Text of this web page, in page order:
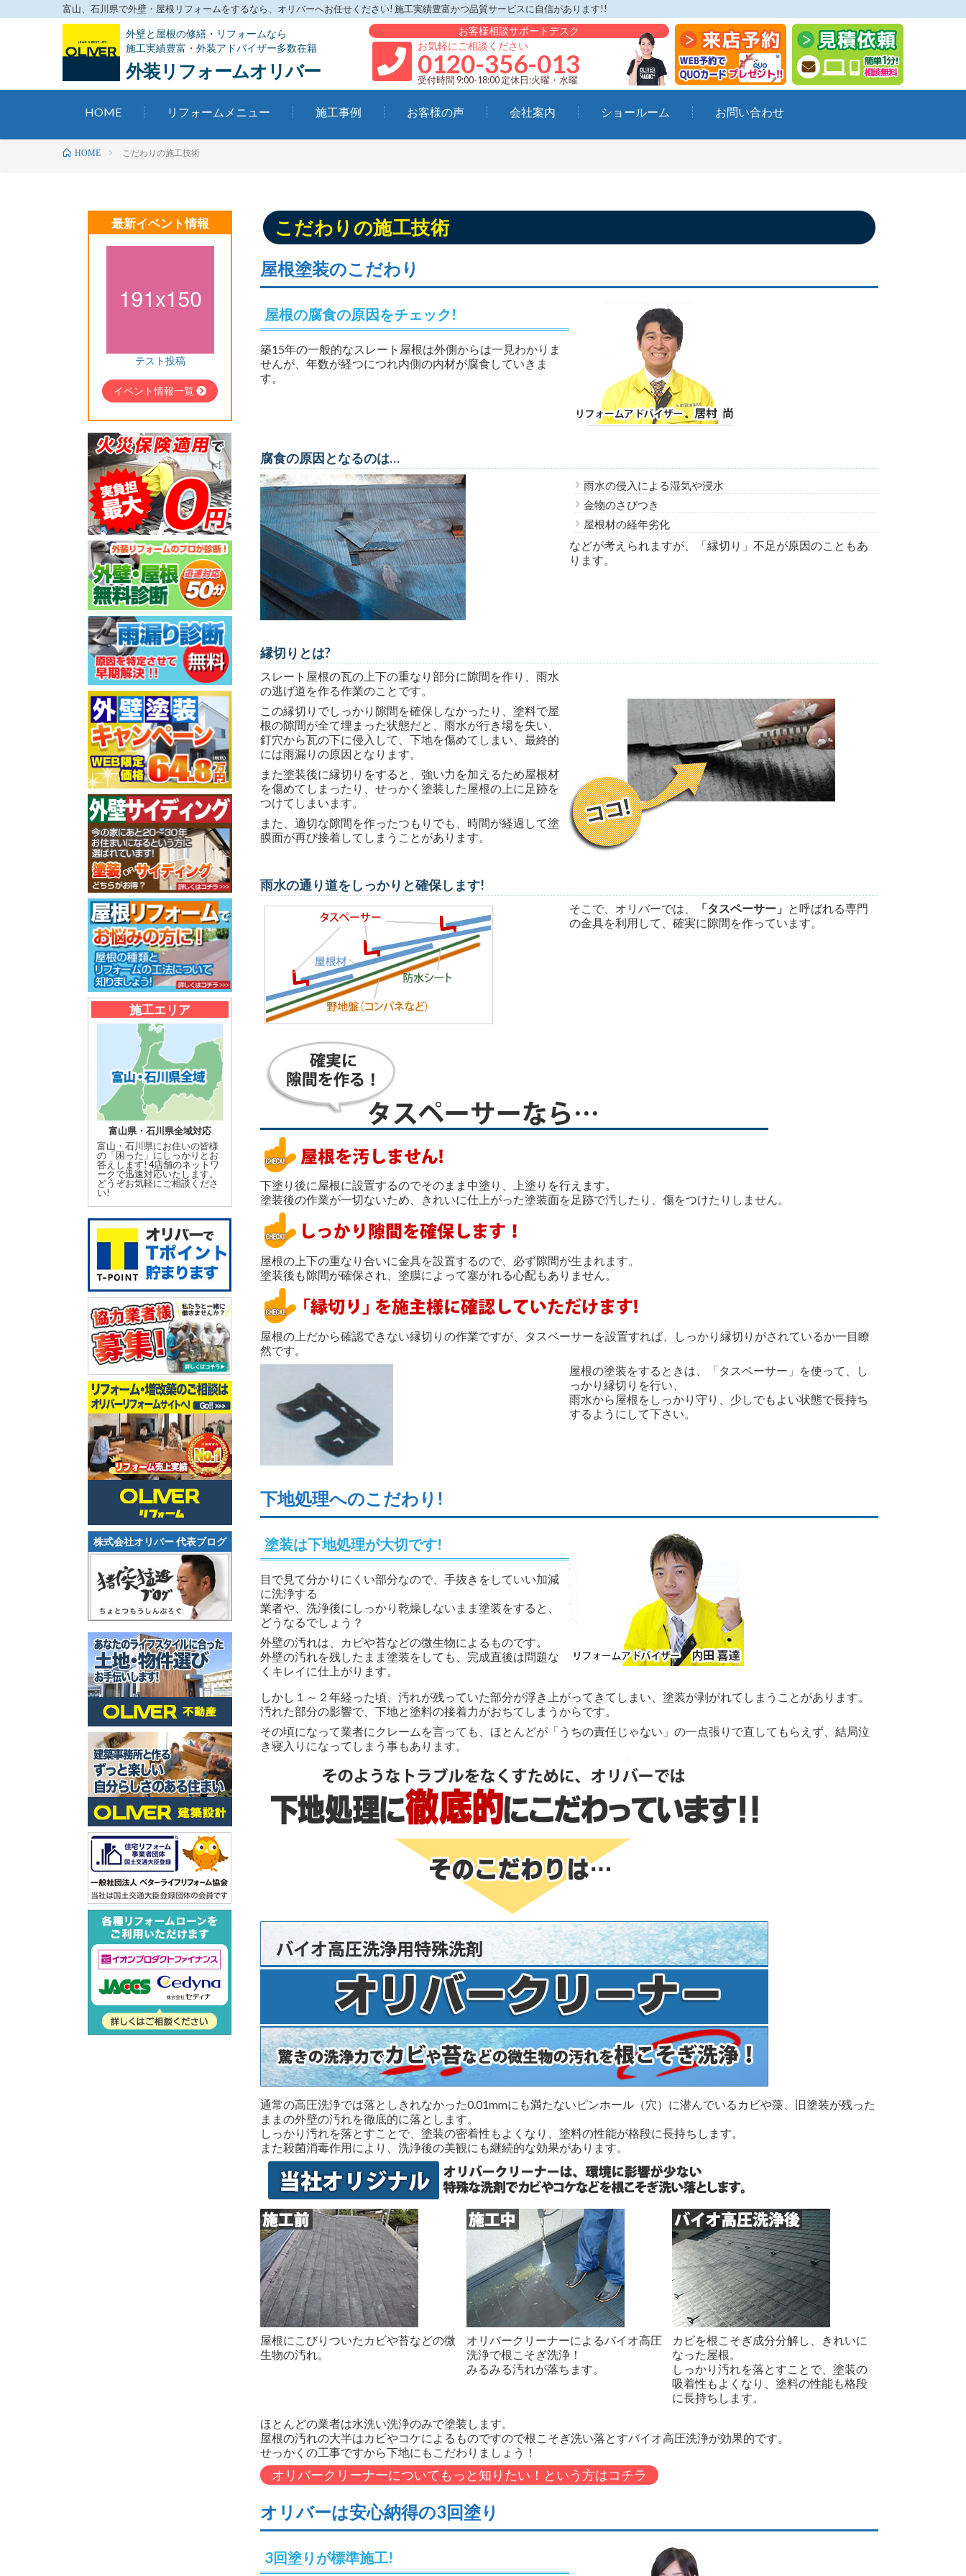
富山、石川県で外壁・屋根リフォームをするなら、オリバーへお任せください! 施工実績豊富かつ品質サービスに自信があります!!
外壁と屋根の修繕・リフォームなら
施工実績豊富・外装アドバイザー多数在籍
外装リフォームオリバー
お客様相談サポートデスク
お気軽にご相談ください
0120-356-013
受付時間 9:00-18:00 定休日:火曜・水曜
HOME リフォームメニュー 施工事例 お客様の声 会社案内 ショールーム お問い合わせ
HOME こだわりの施工技術
こだわりの施工技術
屋根塗装のこだわり
屋根の腐食の原因をチェック!
築15年の一般的なスレート屋根は外側からは一見わかりま
せんが、年数が経つにつれ内側の内材が腐食していきま
す。
腐食の原因となるのは…
雨水の侵入による湿気や浸水
金物のさびつき
屋根材の経年劣化
などが考えられますが、「縁切り」不足が原因のこともあ
ります。
縁切りとは?
スレート屋根の瓦の上下の重なり部分に隙間を作り、雨水
の逃げ道を作る作業のことです。
この縁切りでしっかり隙間を確保しなかったり、塗料で屋
根の隙間が全て埋まった状態だと、雨水が行き場を失い、
釘穴から瓦の下に侵入して、下地を傷めてしまい、最終的
には雨漏りの原因となります。
また塗装後に縁切りをすると、強い力を加えるため屋根材
を傷めてしまったり、せっかく塗装した屋根の上に足跡を
つけてしまいます。
また、適切な隙間を作ったつもりでも、時間が経過して塗
膜面が再び接着してしまうことがあります。
雨水の通り道をしっかりと確保します!
そこで、オリバーでは、 「タスペーサー」 と呼ばれる専門
の金具を利用して、確実に隙間を作っています。
下塗り後に屋根に設置するのでそのまま中塗り、上塗りを行えます。
塗装後の作業が一切ないため、きれいに仕上がった塗装面を足跡で汚したり、傷をつけたりしません。
屋根の上下の重なり合いに金具を設置するので、必ず隙間が生まれます。
塗装後も隙間が確保され、塗膜によって塞がれる心配もありません。
屋根の上だから確認できない縁切りの作業ですが、タスペーサーを設置すれば、しっかり縁切りがされているか一目瞭
然です。
屋根の塗装をするときは、「タスペーサー」を使って、し
っかり縁切りを行い、
雨水から屋根をしっかり守り、少しでもよい状態で長持ち
するようにして下さい。
下地処理へのこだわり!
塗装は下地処理が大切です!
目で見て分かりにくい部分なので、手抜きをしていい加減
に洗浄する
業者や、洗浄後にしっかり乾燥しないまま塗装をすると、
どうなるでしょう？
外壁の汚れは、カビや苔などの微生物によるものです。
外壁の汚れを残したまま塗装をしても、完成直後は問題な
くキレイに仕上がります。
しかし１～２年経った頃、汚れが残っていた部分が浮き上がってきてしまい、塗装が剥がれてしまうことがあります。
汚れた部分の影響で、下地と塗料の接着力がおちてしまうからです。
その頃になって業者にクレームを言っても、ほとんどが「うちの責任じゃない」の一点張りで直してもらえず、結局泣
き寝入りになってしまう事もあります。
通常の高圧洗浄では落としきれなかった0.01mmにも満たないピンホール（穴）に潜んでいるカビや藻、旧塗装が残った
ままの外壁の汚れを徹底的に落とします。
しっかり汚れを落とすことで、塗装の密着性もよくなり、塗料の性能が格段に長持ちします。
また殺菌消毒作用により、洗浄後の美観にも継続的な効果があります。
屋根にこびりついたカビや苔などの微
生物の汚れ。
オリバークリーナーによるバイオ高圧
洗浄で根こそぎ洗浄！
みるみる汚れが落ちます。
カビを根こそぎ成分分解し、きれいに
なった屋根。
しっかり汚れを落とすことで、塗装の
吸着性もよくなり、塗料の性能も格段
に長持ちします。
ほとんどの業者は水洗い洗浄のみで塗装します。
屋根の汚れの大半はカビやコケによるものですので根こそぎ洗い落とすバイオ高圧洗浄が効果的です。
せっかくの工事ですから下地にもこだわりましょう！
オリバークリーナーについてもっと知りたい！という方はコチラ
オリバーは安心納得の3回塗り
3回塗りが標準施工!
最新イベント情報
テスト投稿
イベント情報一覧
施工エリア
富山県・石川県全域対応
富山・石川県にお住いの皆様
の「困った」にしっかりとお
答えします! 4店舗のネットワ
ークで迅速対応いたします。
どうぞお気軽にご相談くださ
い!
株式会社オリバー 代表ブログ